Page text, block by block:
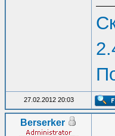
27.02.2012 20:03
Berserker